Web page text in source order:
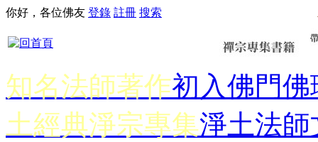
你好，各位佛友 登錄 註冊 搜索
知名法師著作初入佛門佛
土經典淨宗專集淨土法師